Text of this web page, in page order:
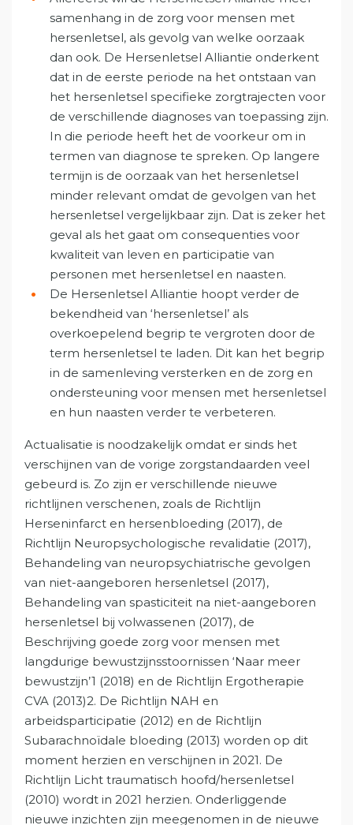
samenhang in de zorg voor mensen met
hersenletsel, als gevolg van welke oorzaak
dan ook. De Hersenletsel Alliantie onderkent
dat in de eerste periode na het ontstaan van
het hersenletsel specifieke zorgtrajecten voor
de verschillende diagnoses van toepassing zijn.
In die periode heeft het de voorkeur om in
termen van diagnose te spreken. Op langere
termijn is de oorzaak van het hersenletsel
minder relevant omdat de gevolgen van het
hersenletsel vergelijkbaar zijn. Dat is zeker het
geval als het gaat om consequenties voor
kwaliteit van leven en participatie van
personen met hersenletsel en naasten.
De Hersenletsel Alliantie hoopt verder de
bekendheid van ‘hersenletsel’ als
overkoepelend begrip te vergroten door de
term hersenletsel te laden. Dit kan het begrip
in de samenleving versterken en de zorg en
ondersteuning voor mensen met hersenletsel
en hun naasten verder te verbeteren.
Actualisatie is noodzakelijk omdat er sinds het
verschijnen van de vorige zorgstandaarden veel
gebeurd is. Zo zijn er verschillende nieuwe
richtlijnen verschenen, zoals de Richtlijn
Herseninfarct en hersenbloeding (2017), de
Richtlijn Neuropsychologische revalidatie (2017),
Behandeling van neuropsychiatrische gevolgen
van niet-aangeboren hersenletsel (2017),
Behandeling van spasticiteit na niet-aangeboren
hersenletsel bij volwassenen (2017), de
Beschrijving goede zorg voor mensen met
langdurige bewustzijnsstoornissen ‘Naar meer
bewustzijn’1 (2018) en de Richtlijn Ergotherapie
CVA (2013)2. De Richtlijn NAH en
arbeidsparticipatie (2012) en de Richtlijn
Subarachnoïdale bloeding (2013) worden op dit
moment herzien en verschijnen in 2021. De
Richtlijn Licht traumatisch hoofd/hersenletsel
(2010) wordt in 2021 herzien. Onderliggende
nieuwe inzichten zijn meegenomen in de nieuwe